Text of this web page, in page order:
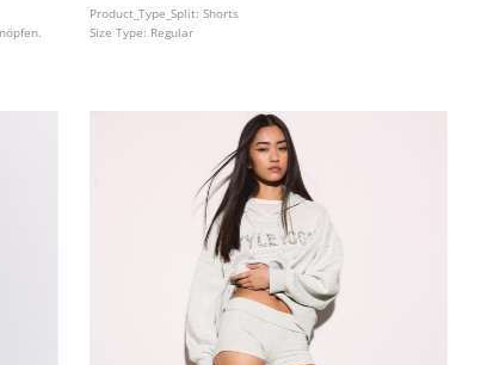
Product_Type_Split:Shorts
Size Type: Regular